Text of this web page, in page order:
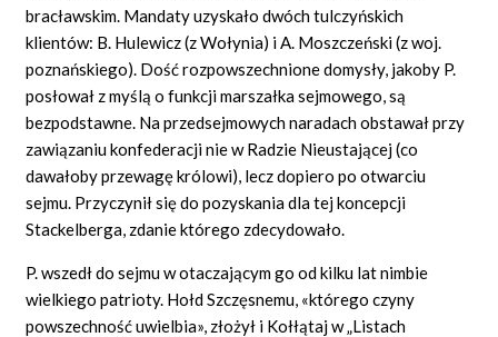
bracławskim. Mandaty uzyskało dwóch tulczyńskich
klientów: B. Hulewicz (z Wołynia) i A. Moszczeński (z woj.
poznańskiego). Dość rozpowszechnione domysły, jakoby P.
posłował z myślą o funkcji marszałka sejmowego, są
bezpodstawne. Na przedsejmowych naradach obstawał przy
zawiązaniu konfederacji nie w Radzie Nieustającej (co
dawałoby przewagę królowi), lecz dopiero po otwarciu
sejmu. Przyczynił się do pozyskania dla tej koncepcji
Stackelberga, zdanie którego zdecydowało.
P. wszedł do sejmu w otaczającym go od kilku lat nimbie
wielkiego patrioty. Hołd Szczęsnemu, «którego czyny
powszechność uwielbia», złożył i Kołłątaj w „Listach